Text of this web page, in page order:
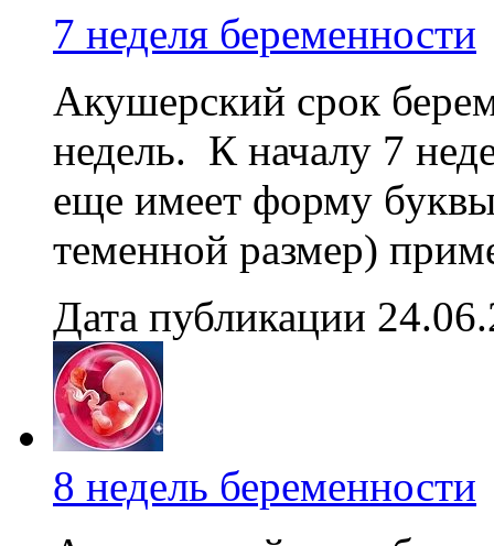
7 неделя беременности
Акушерский срок
недель. К началу 7
еще имеет форму
теменной размер)
Дата публикации
8 недель беременности